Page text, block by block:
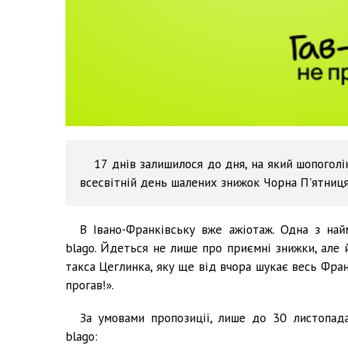
17 днів залишилося до дня, на який
всесвітній день шалених знижок Чорна
В Івано-Франківську вже ажіотаж. Одна з
blago. Йдеться не лише про приємні знижки, але
такса Цеглинка, яку ще від вчора шукає весь
прогав!».
За умовами пропозиції, лише до 30
blago: